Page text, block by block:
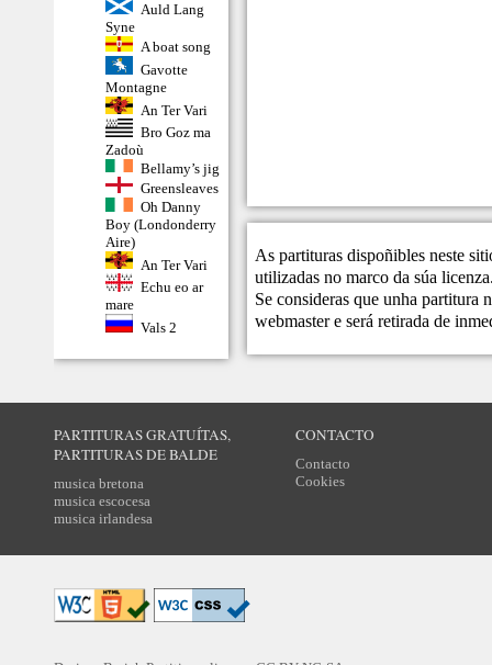
Auld Lang
Syne
A boat song
Gavotte
Montagne
An Ter Vari
Bro Goz ma
Zadoù
Bellamy’s jig
Greensleaves
Oh Danny
Boy (Londonderry
Aire)
An Ter Vari
Echu eo ar
mare
Vals 2
As partituras dispoñibles neste
utilizadas no marco da súa
Se consideras que unha partitura
webmastere será retirada de
PARTITURAS GRATUÍTAS,
PARTITURAS DE BALDE
musica bretona
musica escocesa
musica irlandesa
CONTACTO
Contacto
Cookies